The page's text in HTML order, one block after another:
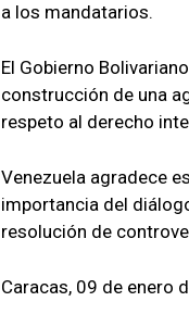
a los mandatarios.
El Gobierno
construcción de una
respeto al derecho
Venezuela agradece
importancia del
resolución de
Caracas, 09 de enero